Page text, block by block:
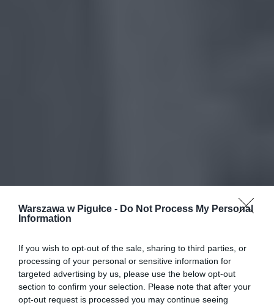
Warszawa w Pigułce - Do Not Process My Personal
Information
If you wish to opt-out of the sale, sharing to third parties, or
processing of your personal or sensitive information for
targeted advertising by us, please use the below opt-out
section to confirm your selection. Please note that after your
opt-out request is processed you may continue seeing